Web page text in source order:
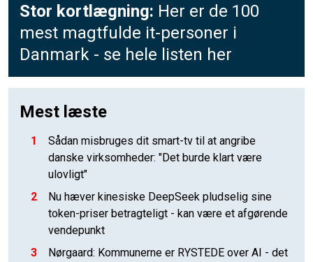
Stor kortlægning: Her er de 100
mest magtfulde it-personer i
Danmark - se hele listen her
Mest læste
1
Sådan misbruges dit smart-tv til at angribe
danske virksomheder: "Det burde klart være
ulovligt"
2
Nu hæver kinesiske DeepSeek pludselig sine
token-priser betragteligt - kan være et afgørende
vendepunkt
3
Nørgaard: Kommunerne er RYSTEDE over AI - det